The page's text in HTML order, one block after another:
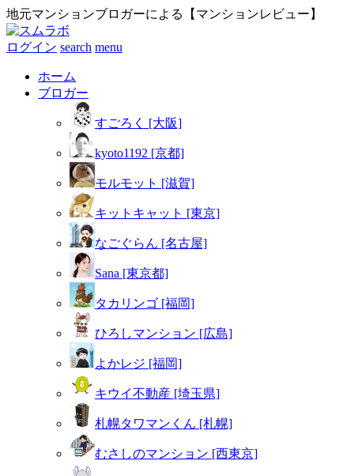
地元マンションブロガーによる【マンションレビュー】
ログイン search menu
ホーム
ブロガー
すごろく [大阪]
kyoto1192 [京都]
モルモット [滋賀]
キットキャット [東京]
なごぐらん [名古屋]
Sana [東京都]
タカリンゴ [福岡]
ひろしマンション [広島]
よかレジ [福岡]
キウイ不動産 [埼玉県]
札幌タワマンくん [札幌]
むさしのマンション [西東京]